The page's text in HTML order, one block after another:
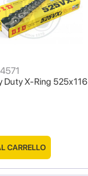
Duty X-Ring 525x116
CARRELLO